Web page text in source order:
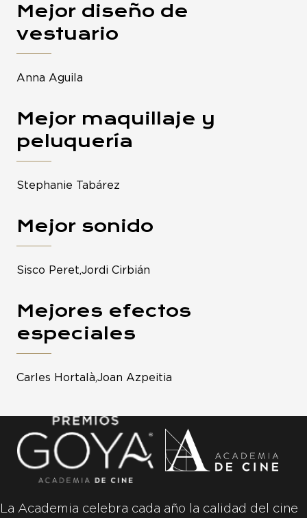
Mejor diseño de
vestuario
Anna Aguila
Mejor maquillaje y
peluquería
Stephanie Tabárez
Mejor sonido
Sisco Peret,Jordi Cirbián
Mejores efectos
especiales
Carles Hortalà,Joan Azpeitia
La Academia celebra cada año la calidad del cine